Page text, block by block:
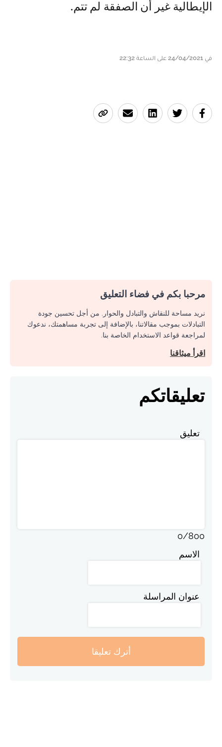
الإيطالية غير أن الصفقة لم تتم.
في 24/04/2021 على الساعة 22:32
مرحبا بكم في فضاء التعليق
نريد مساحة للنقاش والتبادل والحوار. من أجل تحسين جودة
التبادلات بموجب مقالاتنا، بالإضافة إلى تجربة مساهمتك، ندعوك
لمراجعة قواعد الاستخدام الخاصة بنا.
اقرأ ميثاقنا
تعليقاتكم
تعليق
0/800
الاسم
عنوان المراسلة
أترك تعليقا